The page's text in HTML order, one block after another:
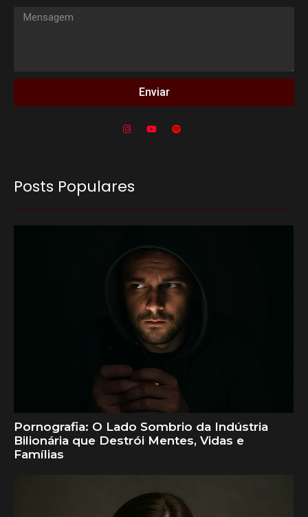
Enviar
Posts Populares
Pornografia: O Lado Sombrio da Indústria
Bilionária que Destrói Mentes, Vidas e
Famílias